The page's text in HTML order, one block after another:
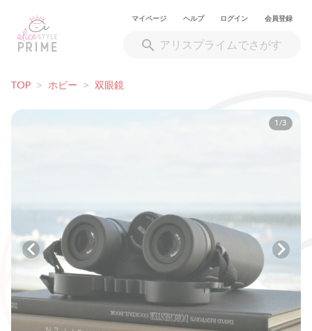
マイページ ヘルプ ログイン 会員登録
TOP > ホビー > 双眼鏡
1/3